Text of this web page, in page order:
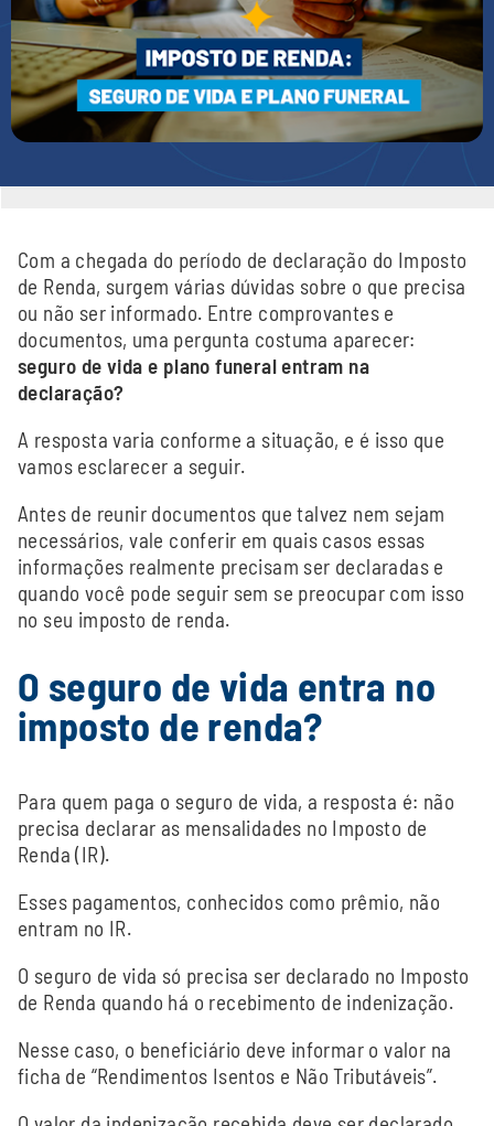
Com a chegada do período de declaração do Imposto
de Renda, surgem várias dúvidas sobre o que precisa
ou não ser informado. Entre comprovantes e
documentos, uma pergunta costuma aparecer:
seguro de vida e plano funeral entram na
declaração?
A resposta varia conforme a situação, e é isso que
vamos esclarecer a seguir.
Antes de reunir documentos que talvez nem sejam
necessários, vale conferir em quais casos essas
informações realmente precisam ser declaradas e
quando você pode seguir sem se preocupar com isso
no seu imposto de renda.
O seguro de vida entra no
imposto de renda?
Para quem paga o seguro de vida, a resposta é: não
precisa declarar as mensalidades no Imposto de
Renda (IR).
Esses pagamentos, conhecidos como prêmio, não
entram no IR.
O seguro de vida só precisa ser declarado no Imposto
de Renda quando há o recebimento de indenização.
Nesse caso, o beneficiário deve informar o valor na
ficha de “Rendimentos Isentos e Não Tributáveis”.